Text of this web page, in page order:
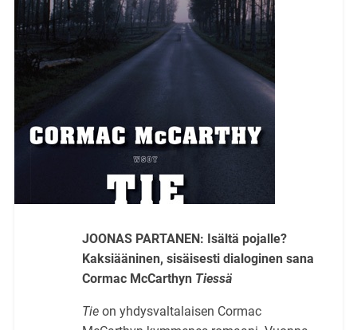
JOONAS PARTANEN: Isältä pojalle?
Kaksiääninen, sisäisesti dialoginen sana
Cormac McCarthyn Tiessä
Tie on yhdysvaltalaisen Cormac